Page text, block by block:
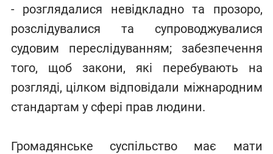
- розглядалися невідкладно та прозоро,
розслідувалися та супроводжувалися
судовим переслідуванням; забезпечення
того, щоб закони, які перебувають на
розгляді, цілком відповідали міжнародним
стандартам у сфері прав людини.
Громадянське суспільство має мати